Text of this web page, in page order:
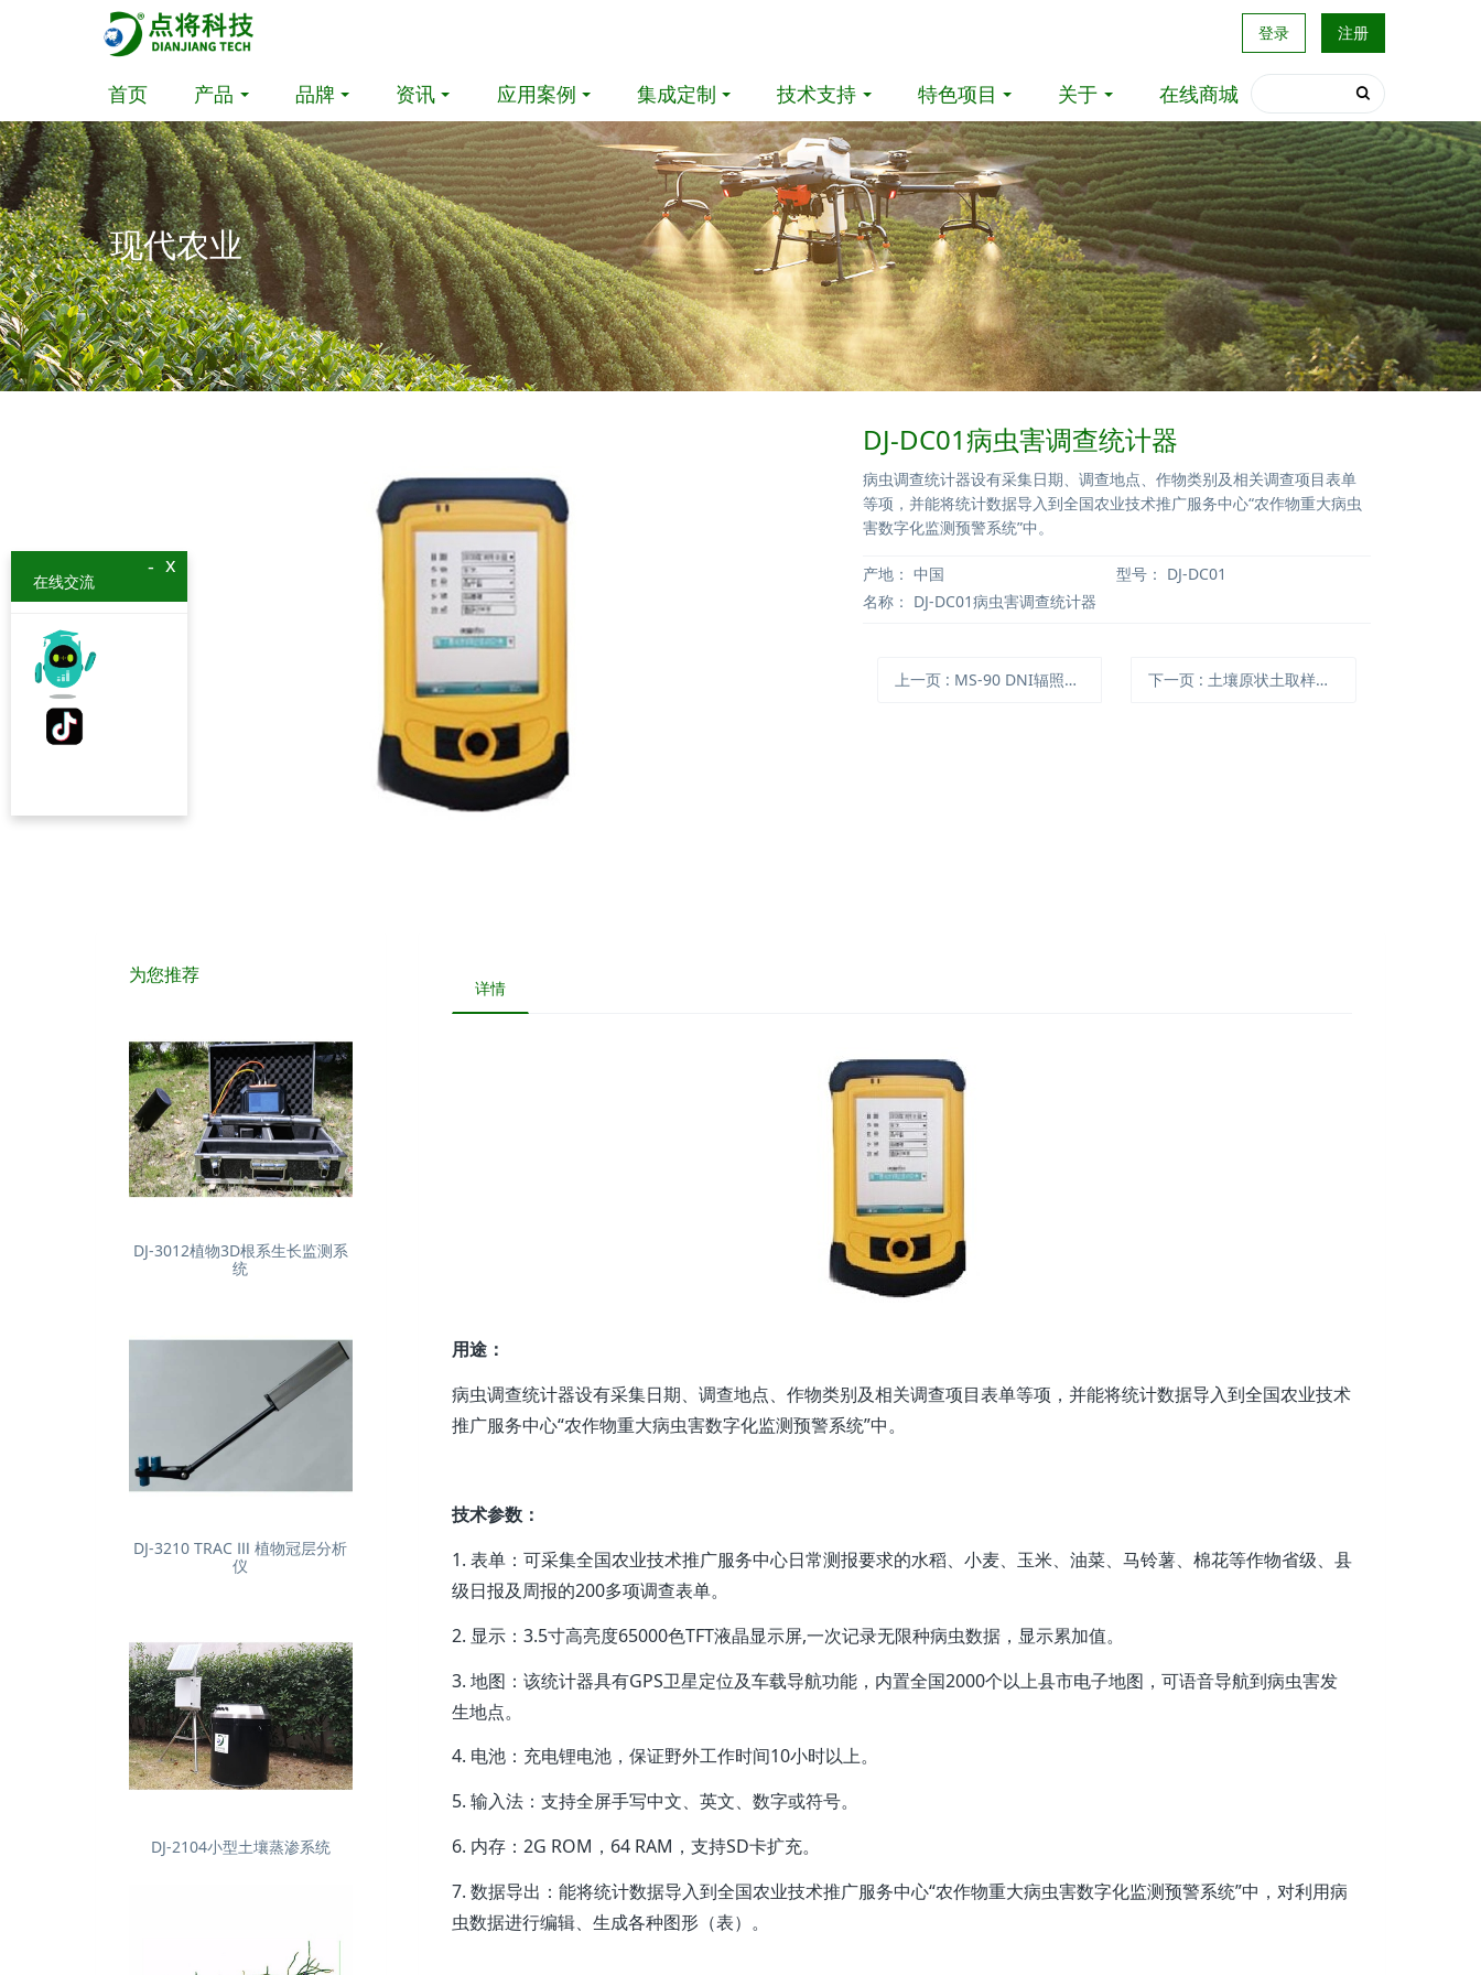
登录 注册
首页 产品 品牌 资讯 应用案例 集成定制 技术支持 特色项目 关于 在线商城
现代农业
DJ-DC01病虫害调查统计器
病虫调查统计器设有采集日期、调查地点、作物类别及相关调查项目表单
等项，并能将统计数据导入到全国农业技术推广服务中心“农作物重大病虫
害数字化监测预警系统”中。
产地： 中国 型号： DJ-DC01
名称： DJ-DC01病虫害调查统计器
上一页 : MS-90 DNI辐照度传感器 下一页 : 土壤原状土取样套件
详情
用途：
病虫调查统计器设有采集日期、调查地点、作物类别及相关调查项目表单等项，并能将统计数据导入到全国农业技术
推广服务中心“农作物重大病虫害数字化监测预警系统”中。
技术参数：
1. 表单：可采集全国农业技术推广服务中心日常测报要求的水稻、小麦、玉米、油菜、马铃薯、棉花等作物省级、县
级日报及周报的200多项调查表单。
2. 显示：3.5寸高亮度65000色TFT液晶显示屏,一次记录无限种病虫数据，显示累加值。
3. 地图：该统计器具有GPS卫星定位及车载导航功能，内置全国2000个以上县市电子地图，可语音导航到病虫害发
生地点。
4. 电池：充电锂电池，保证野外工作时间10小时以上。
5. 输入法：支持全屏手写中文、英文、数字或符号。
6. 内存：2G ROM，64 RAM，支持SD卡扩充。
7. 数据导出：能将统计数据导入到全国农业技术推广服务中心“农作物重大病虫害数字化监测预警系统”中，对利用病
虫数据进行编辑、生成各种图形（表）。
为您推荐
DJ-3012植物3D根系生长监测系
统
DJ-3210 TRAC Ⅲ 植物冠层分析
仪
DJ-2104小型土壤蒸渗系统
x
-
在线交流